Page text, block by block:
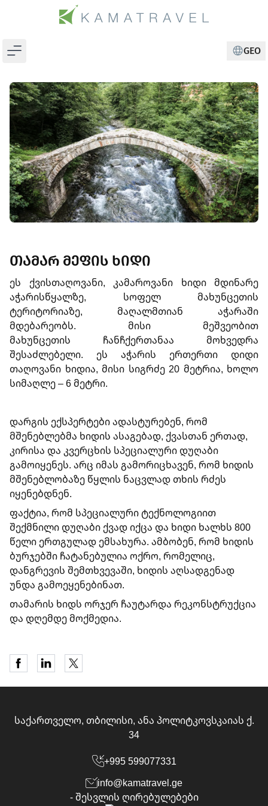
GEO
თამარ მეფის ხიდი
ეს ქვისთაღოვანი, კამაროვანი ხიდი მდინარე
აჭარისწყალზე, სოფელ მახუნცეთის
ტერიტორიაზე, მაღალმთიან აჭარაში
მდებარეობს. მისი მეშვეობით
მახუნცეთის ჩანჩქერთანაა მოხვედრა
შესაძლებელი. ეს აჭარის ერთერთი დიდი
თაღოვანი ხიდია, მისი სიგრძე 20 მეტრია, ხოლო
სიმაღლე – 6 მეტრი.
დარგის ექსპერტები ადასტურებენ, რომ
მშენებლებმა ხიდის ასაგებად, ქვასთან ერთად,
კირისა და კვერცხის სპეციალური დუღაბი
გამოიყენეს. არც იმას გამორიცხავენ, რომ ხიდის
მშენებლობაზე წყლის ნაცვლად თხის რძეს
იყენებდნენ.
ფაქტია, რომ სპეციალური ტექნოლოგიით
შექმნილი დუღაბი ქვად იქცა და ხიდი ხალხს 800
წელი ერთგულად ემსახურა. ამბობენ, რომ ხიდის
ბურჯებში ჩატანებულია ოქრო, რომელიც,
დანგრევის შემთხვევაში, ხიდის აღსადგენად
უნდა გამოეყენებინათ.
თამარის ხიდს ორჯერ ჩაუტარდა რეკონსტრუქცია
და დღემდე მოქმედია.
საქართველო, თბილისი, ანა პოლიტკოვსკაიას ქ.
34
+995 599077331
info@kamatravel.ge
- შესვლის ღირებულებები